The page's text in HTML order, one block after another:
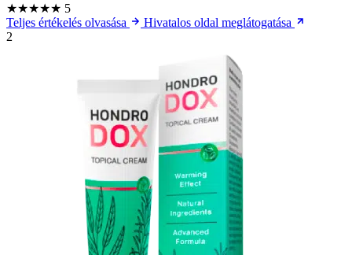
★★★★★ 5
Teljes értékelés olvasása
Hivatalos oldal meglátogatása
2